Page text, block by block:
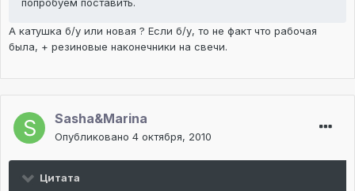
попробуем поставить.
А катушка б/у или новая ? Если б/у, то не факт что рабочая
была, + резиновые наконечники на свечи.
Sasha&Marina
Опубликовано 4 октября, 2010
Цитата